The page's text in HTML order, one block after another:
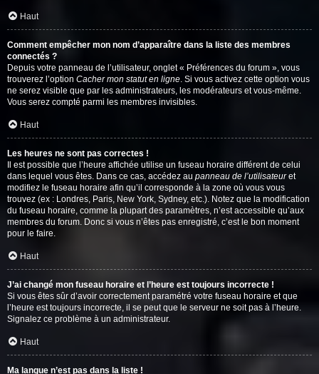
Haut
Comment empêcher mon nom d’apparaître dans la liste des membres
connectés ?
Depuis votre panneau de l’utilisateur, onglet « Préférences du forum », vous
trouverez l’option Cacher mon statut en ligne. Si vous activez cette option vous
ne serez visible que par les administrateurs, les modérateurs et vous-même.
Vous serez compté parmi les membres invisibles.
Haut
Les heures ne sont pas correctes !
Il est possible que l’heure affichée utilise un fuseau horaire différent de celui
dans lequel vous êtes. Dans ce cas, accédez au panneau de l’utilisateuret
modifiez le fuseau horaire afin qu’il corresponde à la zone où vous vous
trouvez (ex : Londres, Paris, New York, Sydney, etc.). Notez que la modification
du fuseau horaire, comme la plupart des paramètres, n’est accessible qu’aux
membres du forum. Donc si vous n’êtes pas enregistré, c’est le bon moment
pour le faire.
Haut
J’ai changé mon fuseau horaire et l’heure est toujours incorrecte !
Si vous êtes sûr d’avoir correctement paramétré votre fuseau horaire et que
l’heure est toujours incorrecte, il se peut que le serveur ne soit pas à l’heure.
Signalez ce problème à un administrateur.
Haut
Ma langue n’est pas dans la liste !